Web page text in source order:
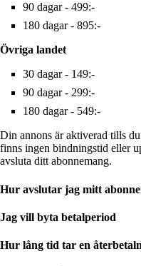
90 dagar - 499:-
180 dagar - 895:-
Övriga landet
30 dagar - 149:-
90 dagar - 299:-
180 dagar - 549:-
Din annons är aktiverad tills
finns ingen bindningstid eller
avsluta ditt abonnemang.
Hur avslutar jag mitt
Jag vill byta betalperiod
Hur lång tid tar en